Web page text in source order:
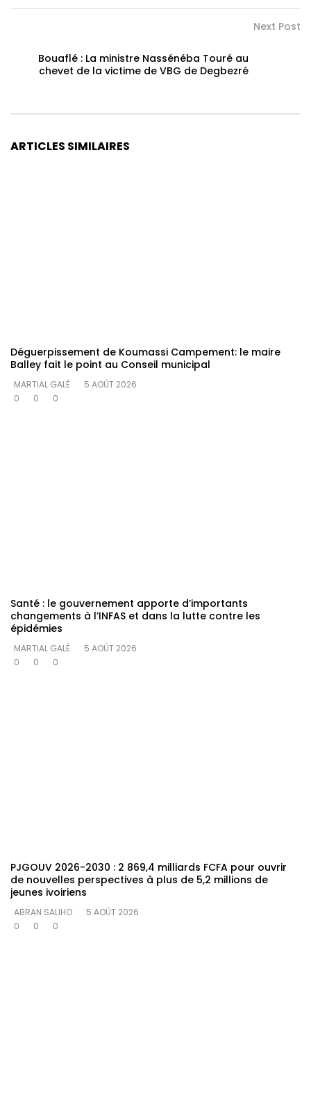
Next Post
Bouaflé : La ministre Nassénéba Touré au
chevet de la victime de VBG de Degbezré
ARTICLES SIMILAIRES
Déguerpissement de Koumassi Campement: le maire
Balley fait le point au Conseil municipal
MARTIAL GALÉ
5 AOÛT 2026
0
0 0
Santé : le gouvernement apporte d’importants
changements à l’INFAS et dans la lutte contre les
épidémies
MARTIAL GALÉ
5 AOÛT 2026
0
0 0
PJGOUV 2026-2030 : 2 869,4 milliards FCFA pour ouvrir
de nouvelles perspectives à plus de 5,2 millions de
jeunes ivoiriens
ABRAN SALIHO
5 AOÛT 2026
0
0 0